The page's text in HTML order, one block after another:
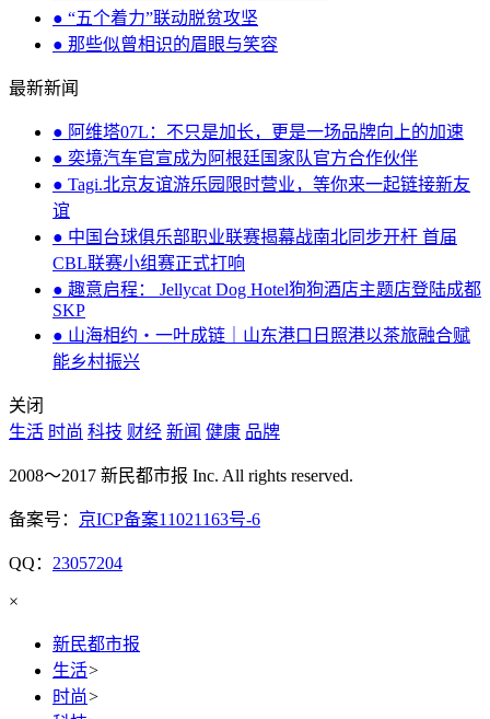
● “五个着力”联动脱贫攻坚
● 那些似曾相识的眉眼与笑容
最新新闻
● 阿维塔07L：不只是加长，更是一场品牌向上的加速
● 奕境汽车官宣成为阿根廷国家队官方合作伙伴
● Tagi.北京友谊游乐园限时营业，等你来一起链接新友
谊
● 中国台球俱乐部职业联赛揭幕战南北同步开杆 首届
CBL联赛小组赛正式打响
● 趣意启程： Jellycat Dog Hotel狗狗酒店主题店登陆成都
SKP
● 山海相约・一叶成链｜山东港口日照港以茶旅融合赋
能乡村振兴
关闭
生活 时尚 科技 财经 新闻 健康 品牌
2008～2017 新民都市报 Inc. All rights reserved.
备案号： 京ICP备案11021163号-6
QQ： 23057204
×
新民都市报
生活>
时尚>